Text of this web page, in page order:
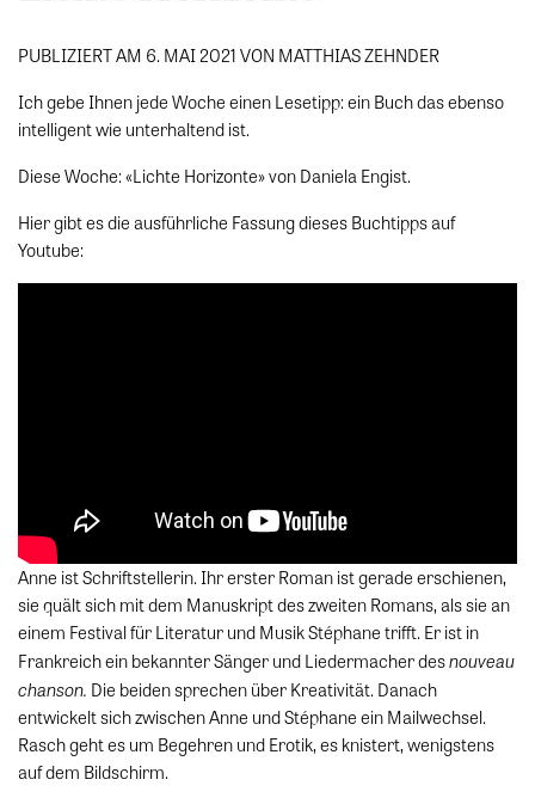
PUBLIZIERT AM 6. MAI 2021 VON MATTHIAS ZEHNDER
Ich gebe Ihnen jede Woche einen Lesetipp: ein Buch das ebenso
intelligent wie unterhaltend ist.
Diese Woche: «Lichte Horizonte» von Daniela Engist.
Hier gibt es die ausführliche Fassung dieses Buchtipps auf
Youtube:
Anne ist Schriftstellerin. Ihr erster Roman ist gerade erschienen,
sie quält sich mit dem Manuskript des zweiten Romans, als sie an
einem Festival für Literatur und Musik Stéphane trifft. Er ist in
Frankreich ein bekannter Sänger und Liedermacher desnouveau
chanson. Die beiden sprechen über Kreativität. Danach
entwickelt sich zwischen Anne und Stéphane ein Mailwechsel.
Rasch geht es um Begehren und Erotik, es knistert, wenigstens
auf dem Bildschirm.